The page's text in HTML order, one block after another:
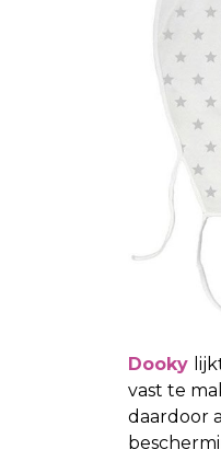
Dooky
vast te
daardoor